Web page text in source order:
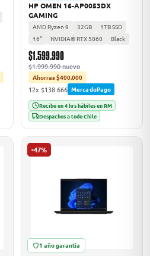
HP OMEN 16-AP0053DX
GAMING
AMD Ryzen 9 32GB
1TB SSD
16"
NVIDIA® RTX 5060 Black
$1.599.990
$1.999.990 nuevo
Ahorras $400.000
12x $138.666 MercadoPago
Recibe en 4 hrs hábiles en RM
Despachos a todo Chile
-47%
1 año garantía